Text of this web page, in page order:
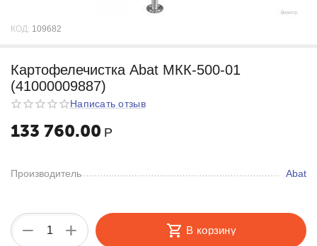
КОД: 109682
Картофелечистка Abat МКК-500-01
(41000009887)
Написать отзыв
133 760.00 Р
Производитель Abat
+
− В корзину